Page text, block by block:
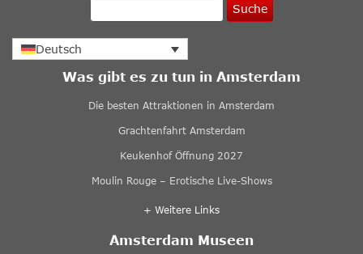
Suche
Deutsch
Was gibt es zu tun in Amsterdam
Die besten Attraktionen in Amsterdam
Grachtenfahrt Amsterdam
Keukenhof Öffnung 2027
Moulin Rouge – Erotische Live-Shows
+ Weitere Links
Amsterdam Museen